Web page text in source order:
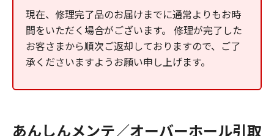
現在、修理完了品のお届けまでに通常よりもお時
間をいただく場合がございます。 修理が完了した
お客さまから順次ご返却しておりますので、ご了
承くださいますようお願い申し上げます。
あんしんメンテ／オーバーホール引取